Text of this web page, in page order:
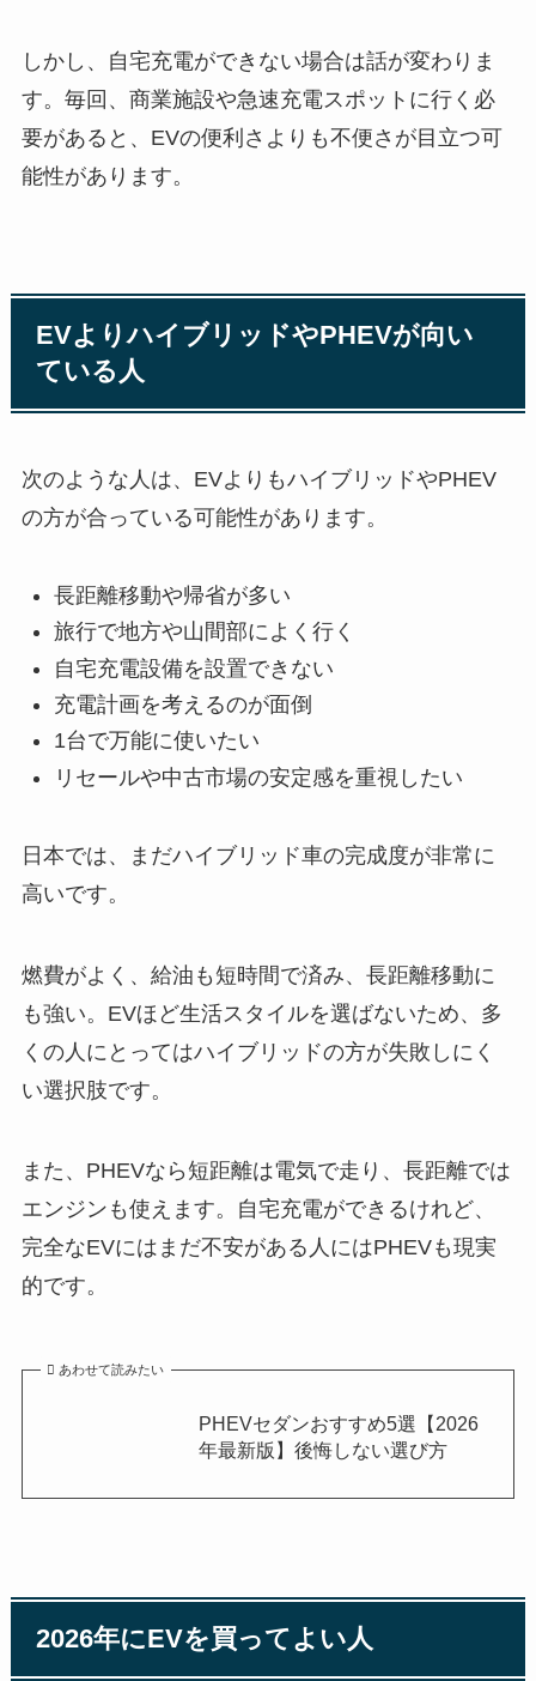
しかし、自宅充電ができない場合は話が変わりま
す。毎回、商業施設や急速充電スポットに行く必
要があると、EVの便利さよりも不便さが目立つ可
能性があります。
EVよりハイブリッドやPHEVが向い
ている人
次のような人は、EVよりもハイブリッドやPHEV
の方が合っている可能性があります。
長距離移動や帰省が多い
旅行で地方や山間部によく行く
自宅充電設備を設置できない
充電計画を考えるのが面倒
1台で万能に使いたい
リセールや中古市場の安定感を重視したい
日本では、まだハイブリッド車の完成度が非常に
高いです。
燃費がよく、給油も短時間で済み、長距離移動に
も強い。EVほど生活スタイルを選ばないため、多
くの人にとってはハイブリッドの方が失敗しにく
い選択肢です。
また、PHEVなら短距離は電気で走り、長距離では
エンジンも使えます。自宅充電ができるけれど、
完全なEVにはまだ不安がある人にはPHEVも現実
的です。
あわせて読みたい
PHEVセダンおすすめ5選【2026
年最新版】後悔しない選び方
2026年にEVを買ってよい人